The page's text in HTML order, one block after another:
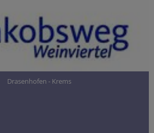
Drasenhofen - Krems